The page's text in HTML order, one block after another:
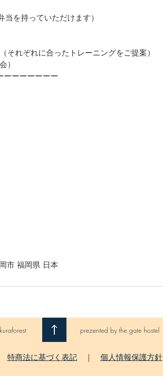
持っていただけます）
れぞれに合ったトレーニングをご提案）
）
ーーーーーーー
市 福岡県 日本
prezented by the gate hostel
特商法に基づく表記｜ 個人情報保護方針